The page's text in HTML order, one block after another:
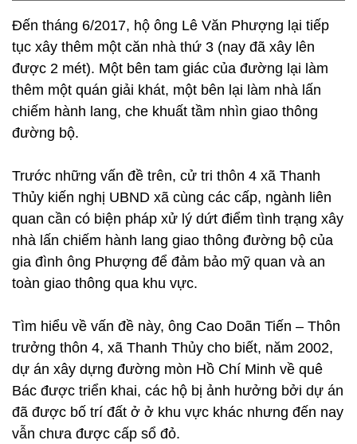
Đến tháng 6/2017, hộ ông Lê Văn Phượng lại tiếp
tục xây thêm một căn nhà thứ 3 (nay đã xây lên
được 2 mét). Một bên tam giác của đường lại làm
thêm một quán giải khát, một bên lại làm nhà lấn
chiếm hành lang, che khuất tầm nhìn giao thông
đường bộ.
Trước những vấn đề trên, cử tri thôn 4 xã Thanh
Thủy kiến nghị UBND xã cùng các cấp, ngành liên
quan cần có biện pháp xử lý dứt điểm tình trạng xây
nhà lấn chiếm hành lang giao thông đường bộ của
gia đình ông Phượng để đảm bảo mỹ quan và an
toàn giao thông qua khu vực.
Tìm hiểu về vấn đề này, ông Cao Doãn Tiến – Thôn
trưởng thôn 4, xã Thanh Thủy cho biết, năm 2002,
dự án xây dựng đường mòn Hồ Chí Minh về quê
Bác được triển khai, các hộ bị ảnh hưởng bởi dự án
đã được bố trí đất ở ở khu vực khác nhưng đến nay
vẫn chưa được cấp sổ đỏ.